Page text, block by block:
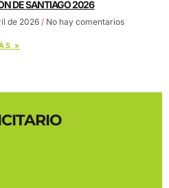
DE SANTIAGO 2026
de 2026 No hay comentarios
»